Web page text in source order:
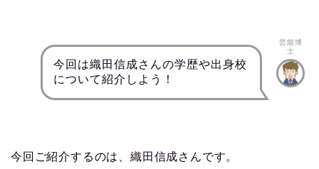
今回は織田信成さんの学歴や出身校
について紹介しよう！
芸能博
士
今回ご紹介するのは、織田信成さんです。